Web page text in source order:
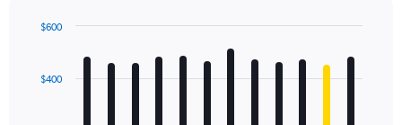
values.
to
with
12
$400
$600